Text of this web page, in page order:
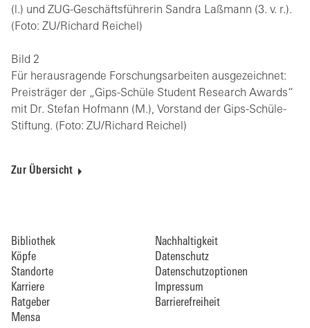
(l.) und ZUG-Geschäftsführerin Sandra Laßmann (3. v. r.).
(Foto: ZU/Richard Reichel)
Bild 2
Für herausragende Forschungsarbeiten ausgezeichnet:
Preisträger der „Gips-Schüle Student Research Awards“
mit Dr. Stefan Hofmann (M.), Vorstand der Gips-Schüle-
Stiftung. (Foto: ZU/Richard Reichel)
Zur Übersicht
Bibliothek
Köpfe
Standorte
Karriere
Ratgeber
Mensa
Nachhaltigkeit
Datenschutz
Datenschutzoptionen
Impressum
Barrierefreiheit